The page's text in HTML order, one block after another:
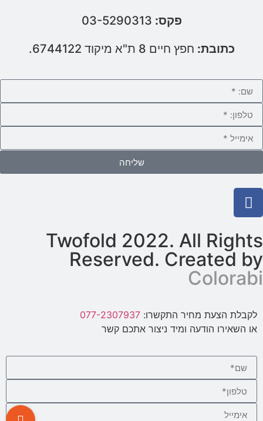
פקס:
כתובת: חפץ חיים 8 ת"א מיקוד 6744122.
שליחה
Twofold 2022. All Rights
Reserved. Created by
Colorabi
לקבלת הצעת מחיר התקשרו: 077-2307937
או השאירו הודעה ומיד ניצור אתכם קשר